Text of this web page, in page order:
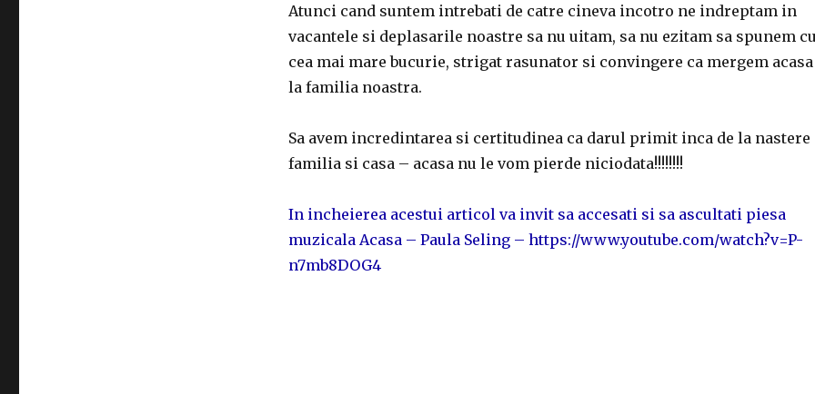
Atunci cand suntem intrebati de catre cineva incotro ne indreptam in
vacantele si deplasarile noastre sa nu uitam, sa nu ezitam sa spunem
cea mai mare bucurie, strigat rasunator si convingere ca mergem acasa
la familia noastra.
Sa avem incredintarea si certitudinea ca darul primit inca de la nastere
familia si casa – acasa nu le vom pierde niciodata!!!!!!!!
In incheierea acestui articol va invit sa accesati si sa ascultati piesa
muzicala Acasa – Paula Seling – https://www.youtube.com/watch?v=P-
n7mb8DOG4